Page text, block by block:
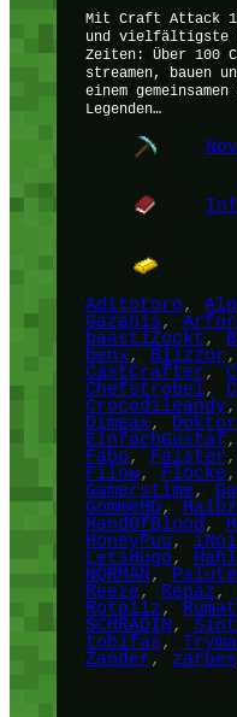
Mit Craft Attack
und vielfältigste
Zeiten: Über 100
streamen, bauen
einem
Legenden…
Aditotoro,
Gazanis,
baastiZockt,
benx, Blizzor,
CastCrafter,
Chefstrobel,
Crocodileandy,
Dimeax,
EinfachGustaf,
Fabo, Faister,
Filow, Flocke,
Gamerstime,
GommeHD,
HandOfBlood ,
HoneyPuu,
LetsHugo,
NQRMAN,
Reeze, Repaz,
Rotpilz,
SCHRADIN,
tobifas,
Zander, zarbex